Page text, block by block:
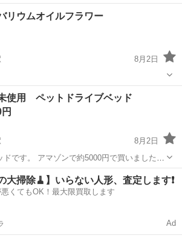
費負担あり！(規定あり) 2）着実にキャリア
プフィールドが充実！ 3）他社講座も受講
駅
リウムオイルフラワー
8月2日
駅
使用 ペットドライブベッド
8月2日
です。 アマゾンで約5000円で買いました
れてくれずほぼ未使用の状態です。 使ってい
り限定です。 やり取りの途中でも
る方...
駅 その他
大掃除🧹】いらない人形、査定します❗️
くてもOK！最大限買取します
Ad